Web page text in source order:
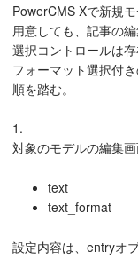
PowerCMS Xで新規
用意しても、記事の
選択コントロールは存
フォーマット選択付
順を踏む。
1.
対象のモデルの編集
text
text_format
設定内容は、entryオ